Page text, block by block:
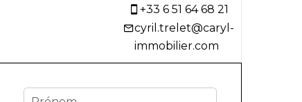
+33 6 51 64 68 21
cyril.trelet@caryl-
immobilier.com